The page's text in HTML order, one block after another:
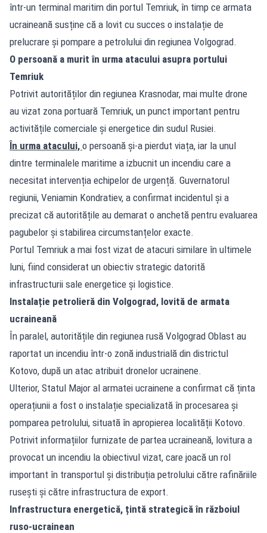
într-un terminal maritim din portul Temriuk, în timp ce armata
ucraineană susține că a lovit cu succes o instalație de
prelucrare și pompare a petrolului din regiunea Volgograd.
O persoană a murit în urma atacului asupra portului
Temriuk
Potrivit autorităților din regiunea Krasnodar, mai multe drone
au vizat zona portuară Temriuk, un punct important pentru
activitățile comerciale și energetice din sudul Rusiei.
În urma atacului, o persoană și-a pierdut viața, iar la unul
dintre terminalele maritime a izbucnit un incendiu care a
necesitat intervenția echipelor de urgență. Guvernatorul
regiunii, Veniamin Kondratiev, a confirmat incidentul și a
precizat că autoritățile au demarat o anchetă pentru evaluarea
pagubelor și stabilirea circumstanțelor exacte.
Portul Temriuk a mai fost vizat de atacuri similare în ultimele
luni, fiind considerat un obiectiv strategic datorită
infrastructurii sale energetice și logistice.
Instalație petrolieră din Volgograd, lovită de armata
ucraineană
În paralel, autoritățile din regiunea rusă Volgograd Oblast au
raportat un incendiu într-o zonă industrială din districtul
Kotovo, după un atac atribuit dronelor ucrainene.
Ulterior, Statul Major al armatei ucrainene a confirmat că ținta
operațiunii a fost o instalație specializată în procesarea și
pomparea petrolului, situată în apropierea localității Kotovo.
Potrivit informațiilor furnizate de partea ucraineană, lovitura a
provocat un incendiu la obiectivul vizat, care joacă un rol
important în transportul și distribuția petrolului către rafinăriile
rusești și către infrastructura de export.
Infrastructura energetică, țintă strategică în războiul
ruso-ucrainean